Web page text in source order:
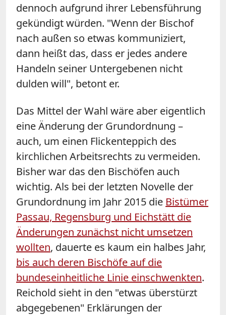
dennoch aufgrund ihrer Lebensführung
gekündigt würden. "Wenn der Bischof
nach außen so etwas kommuniziert,
dann heißt das, dass er jedes andere
Handeln seiner Untergebenen nicht
dulden will", betont er.
Das Mittel der Wahl wäre aber eigentlich
eine Änderung der Grundordnung –
auch, um einen Flickenteppich des
kirchlichen Arbeitsrechts zu vermeiden.
Bisher war das den Bischöfen auch
wichtig. Als bei der letzten Novelle der
Grundordnung im Jahr 2015 die Bistümer
Passau, Regensburg und Eichstätt die
Änderungen zunächst nicht umsetzen
wollten, dauerte es kaum ein halbes Jahr,
bis auch deren Bischöfe auf die
bundeseinheitliche Linie einschwenkten.
Reichold sieht in den "etwas überstürzt
abgegebenen" Erklärungen der